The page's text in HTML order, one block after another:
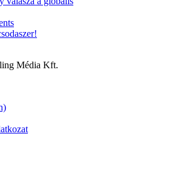
Média Kft.